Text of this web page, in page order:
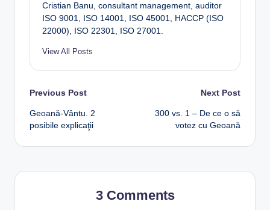
Cristian Banu, consultant management, auditor
ISO 9001, ISO 14001, ISO 45001, HACCP (ISO
22000), ISO 22301, ISO 27001.
View All Posts
Post
navigation
Previous Post
Geoană-Vântu. 2
posibile explicaţii
Next Post
300 vs. 1 – De ce o să
votez cu Geoană
3 Comments